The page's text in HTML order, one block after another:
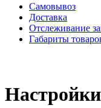
Самовывоз
Доставка
Отслеживание
Габариты